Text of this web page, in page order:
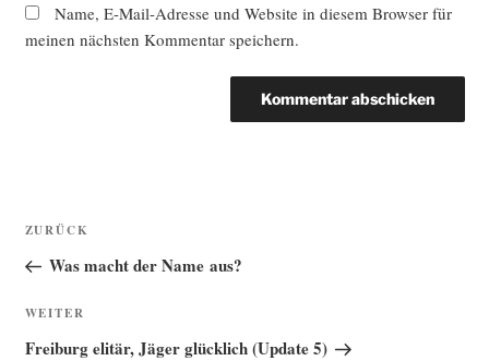
Name, E-Mail-Adresse und Website in diesem Browser für
meinen nächsten Kommentar speichern.
Beitragsnavigation
Vorheriger
Beitrag
ZURÜCK
Was macht der Name aus?
Nächster
Beitrag
WEITER
Freiburg elitär, Jäger glücklich (Update 5)